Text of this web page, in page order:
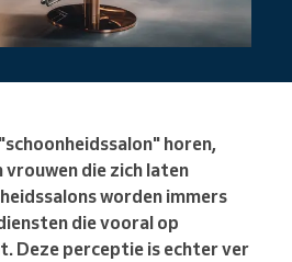
horen,
vrouwen die zich laten
worden immers
die vooral op
Deze perceptie is echter ver